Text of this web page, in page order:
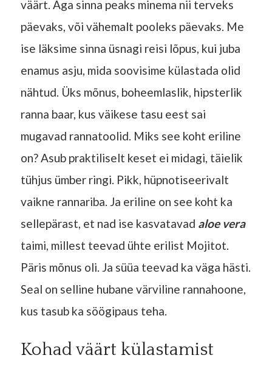
väärt. Aga sinna peaks minema nii terveks
päevaks, või vähemalt pooleks päevaks. Me
ise läksime sinna üsnagi reisi lõpus, kui juba
enamus asju, mida soovisime külastada olid
nähtud. Üks mõnus, boheemlaslik, hipsterlik
ranna baar, kus väikese tasu eest sai
mugavad rannatoolid. Miks see koht eriline
on? Asub praktiliselt keset ei midagi, täielik
tühjus ümber ringi. Pikk, hüpnotiseerivalt
vaikne rannariba. Ja eriline on see koht ka
sellepärast, et nad ise kasvatavad aloe vera
taimi, millest teevad ühte erilist Mojitot.
Päris mõnus oli. Ja süüa teevad ka väga hästi.
Seal on selline hubane värviline rannahoone,
kus tasub ka söögipaus teha.
Kohad väärt külastamist